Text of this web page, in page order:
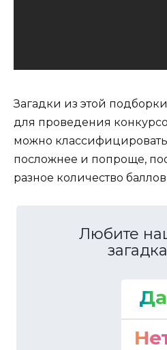
Загадки из этой
для проведения
можно классифицировать
посложнее и попроще,
разное количество
Любите
Да